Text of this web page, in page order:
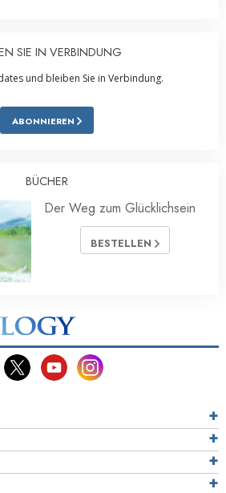
SIE IN VERBINDUNG
und bleiben Sie in Verbindung.
ABONNIEREN
BÜCHER
Der Weg zum Glücklichsein
BESTELLEN